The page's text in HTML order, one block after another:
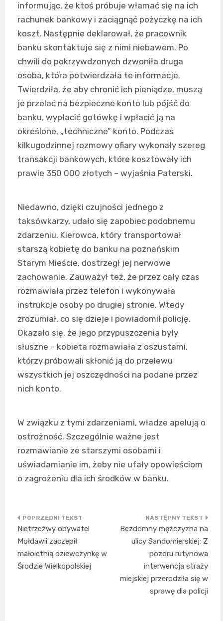
informując, że ktoś próbuje włamać się na ich
rachunek bankowy i zaciągnąć pożyczkę na ich
koszt. Następnie deklarował, że pracownik
banku skontaktuje się z nimi niebawem. Po
chwili do pokrzywdzonych dzwoniła druga
osoba, która potwierdzała te informacje.
Twierdziła, że aby chronić ich pieniądze, muszą
je przelać na bezpieczne konto lub pójść do
banku, wypłacić gotówkę i wpłacić ją na
określone, „techniczne” konto. Podczas
kilkugodzinnej rozmowy ofiary wykonały szereg
transakcji bankowych, które kosztowały ich
prawie 350 000 złotych – wyjaśnia Paterski.
Niedawno, dzięki czujności jednego z
taksówkarzy, udało się zapobiec podobnemu
zdarzeniu. Kierowca, który transportował
starszą kobietę do banku na poznańskim
Starym Mieście, dostrzegł jej nerwowe
zachowanie. Zauważył też, że przez cały czas
rozmawiała przez telefon i wykonywała
instrukcje osoby po drugiej stronie. Wtedy
zrozumiał, co się dzieje i powiadomił policję.
Okazało się, że jego przypuszczenia były
słuszne – kobieta rozmawiała z oszustami,
którzy próbowali skłonić ją do przelewu
wszystkich jej oszczędności na podane przez
nich konto.
W związku z tymi zdarzeniami, władze apelują o
ostrożność. Szczególnie ważne jest
rozmawianie ze starszymi osobami i
uświadamianie im, żeby nie ufały opowieściom
o zagrożeniu dla ich środków w banku.
Nawigacja
wpisu
Nietrzeźwy obywatel
Mołdawii zaczepił
małoletnią dziewczynkę w
Środzie Wielkopolskiej
Bezdomny mężczyzna na
ulicy Sandomierskiej: Z
pozoru rutynowa
interwencja straży
miejskiej przerodziła się w
sprawę dla policji